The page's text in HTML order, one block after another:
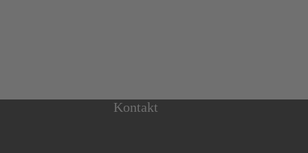
Kontakt